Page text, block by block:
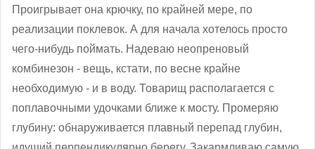
Проигрывает она крючку, по крайней мере, по
реализации поклевок. А для начала хотелось просто
чего-нибудь поймать. Надеваю неопреновый
комбинезон - вещь, кстати, по весне крайне
необходимую - и в воду. Товарищ располагается с
поплавочными удочками ближе к мосту. Промеряю
глубину: обнаруживается плавный перепад глубин,